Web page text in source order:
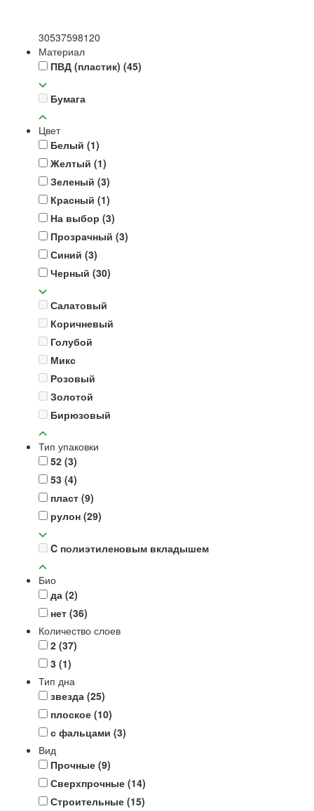
30537598120
Материал
ПВД (пластик) (45)
Бумага
Цвет
Белый (1)
Желтый (1)
Зеленый (3)
Красный (1)
На выбор (3)
Прозрачный (3)
Синий (3)
Черный (30)
Салатовый
Коричневый
Голубой
Микс
Розовый
Золотой
Бирюзовый
Тип упаковки
52 (3)
53 (4)
пласт (9)
рулон (29)
C полиэтиленовым вкладышем
Био
да (2)
нет (36)
Количество слоев
2 (37)
3 (1)
Тип дна
звезда (25)
плоское (10)
с фальцами (3)
Вид
Прочные (9)
Сверхпрочные (14)
Строительные (15)